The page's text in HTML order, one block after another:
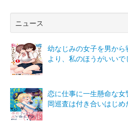
ニュース
幼なじみの女子を男か
より、私のほうがいいで
恋に仕事に一生懸命な
岡巡査は付き合いはじめ